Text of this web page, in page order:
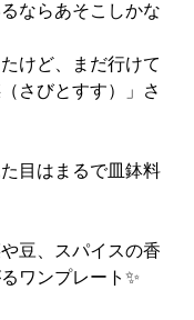
ならあそこしかな
けど、まだ行けて
さびとすす）」さ
目はまるで皿鉢料
豆、スパイスの香
ワンプレート✨